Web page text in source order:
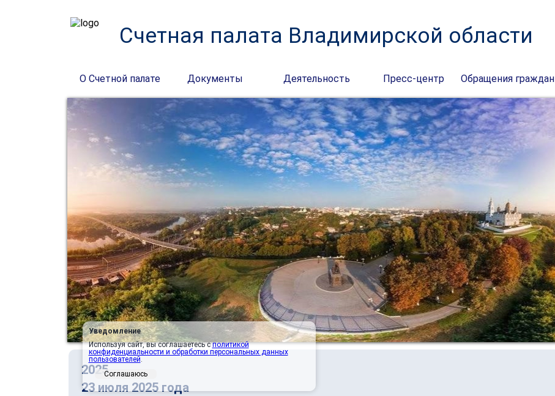
Счетная палата Владимирской области
О Счетной палате Документы Деятельность Пресс-центр Обращения граждан
2025
23 июля 2025 года
Уведомление
Используя сайт, вы соглашаетесь сполитикой
конфиденциальности и обработки персональных данных
пользователей.
Соглашаюсь